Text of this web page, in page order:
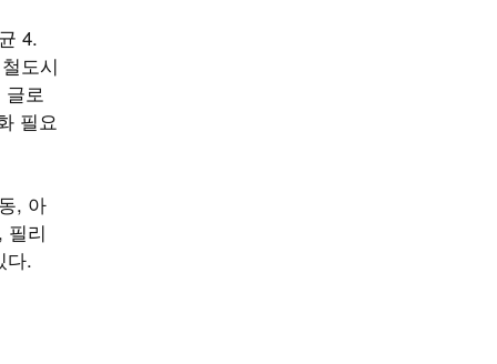
4.
도시
로
필요
, 아
필리
다.